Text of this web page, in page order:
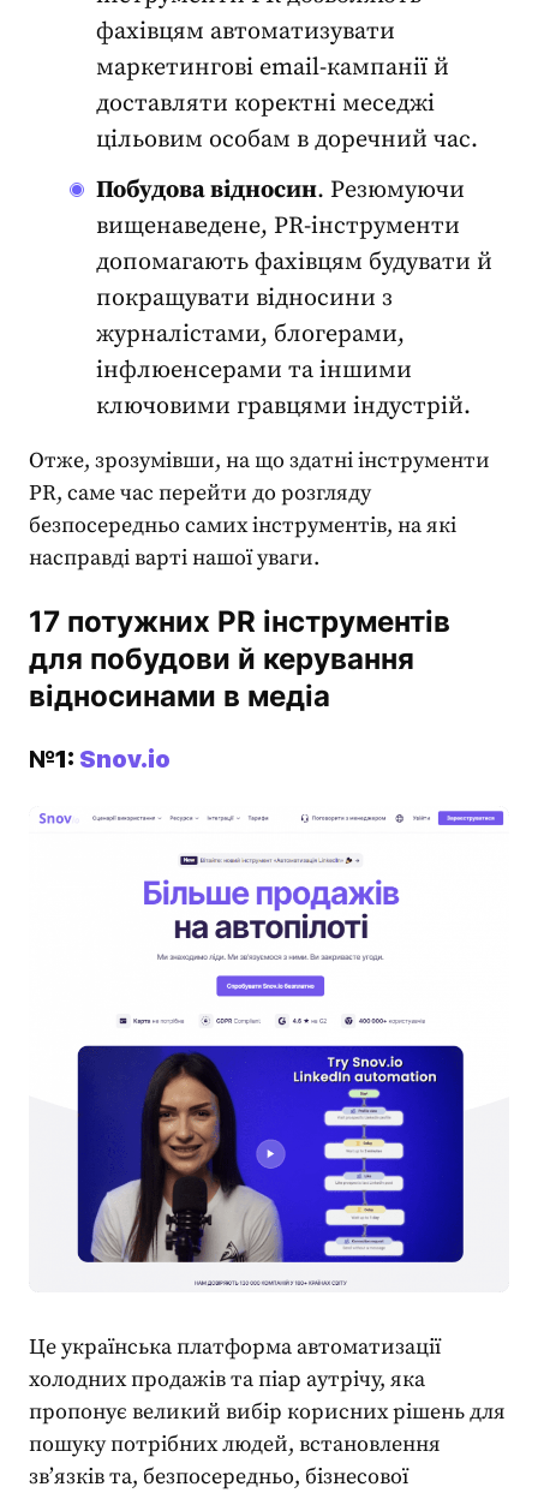
фахівцям автоматизувати
маркетингові email-кампанії й
доставляти коректні меседжі
цільовим особам в доречний час.
Побудова відносин. Резюмуючи
вищенаведене, PR-інструменти
допомагають фахівцям будувати й
покращувати відносини з
журналістами, блогерами,
інфлюенсерами та іншими
ключовими гравцями індустрій.
Отже, зрозумівши, на що здатніінструменти
PR, саме час перейти до розгляду
безпосередньо самих інструментів, на які
насправді варті нашої уваги.
17 потужних PR інструментів
для побудови й керування
відносинами в медіа
№1: Snov.io
Це українська платформа автоматизації
холодних продажів та піар аутрічу, яка
пропонує великий вибір корисних рішень для
пошуку потрібних людей, встановлення
зв’язків та, безпосередньо, бізнесової